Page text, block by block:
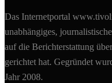
Das Internetportal
unabhängiges,
auf die Berichterstattung
gerichtet hat. Gegründet
Jahr 2008.